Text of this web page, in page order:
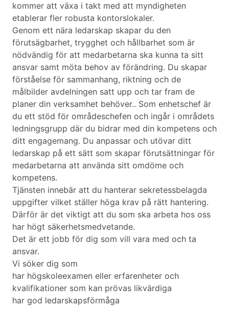
kommer att växa i takt med att myndigheten
etablerar fler robusta kontorslokaler.
Genom ett nära ledarskap skapar du den
förutsägbarhet, trygghet och hållbarhet som är
nödvändig för att medarbetarna ska kunna ta sitt
ansvar samt möta behov av förändring. Du skapar
förståelse för sammanhang, riktning och de
målbilder avdelningen satt upp och tar fram de
planer din verksamhet behöver.. Som enhetschef är
du ett stöd för områdeschefen och ingår i områdets
ledningsgrupp där du bidrar med din kompetens och
ditt engagemang. Du anpassar och utövar ditt
ledarskap på ett sätt som skapar förutsättningar för
medarbetarna att använda sitt omdöme och
kompetens.
Tjänsten innebär att du hanterar sekretessbelagda
uppgifter vilket ställer höga krav på rätt hantering.
Därför är det viktigt att du som ska arbeta hos oss
har högt säkerhetsmedvetande.
Det är ett jobb för dig som vill vara med och ta
ansvar.
Vi söker dig som
har högskoleexamen eller erfarenheter och
kvalifikationer som kan prövas likvärdiga
har god ledarskapsförmåga